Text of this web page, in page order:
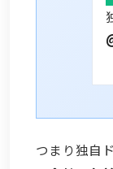
つまり独自